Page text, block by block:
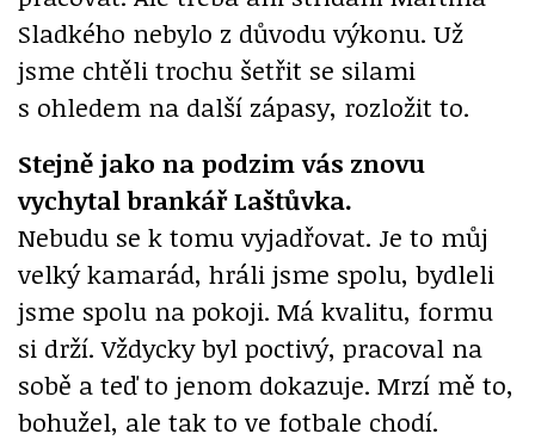
Sladkého nebylo z důvodu výkonu. Už
jsme chtěli trochu šetřit se silami
s ohledem na další zápasy, rozložit to.
Stejně jako na podzim vás znovu
vychytal brankář Laštůvka.
Nebudu se k tomu vyjadřovat. Je to můj
velký kamarád, hráli jsme spolu, bydleli
jsme spolu na pokoji. Má kvalitu, formu
si drží. Vždycky byl poctivý, pracoval na
sobě a teď to jenom dokazuje. Mrzí mě to,
bohužel, ale tak to ve fotbale chodí.